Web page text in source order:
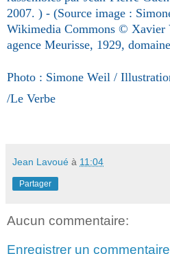
2007. ) - (Source image :
Wikimedia Commons © Xavier
agence Meurisse, 1929,
Photo : Simone Weil /
/Le Verbe
Jean Lavoué à 11:04
Partager
Aucun commentaire:
Enregistrer un commentaire